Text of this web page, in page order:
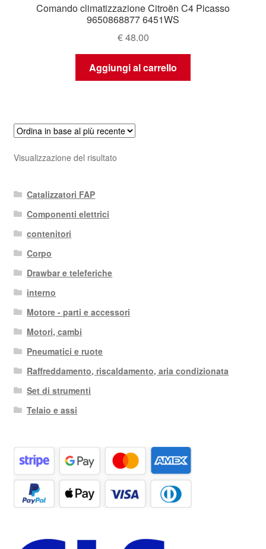
Comando climatizzazione Citroën C4 Picasso
9650868877 6451WS
€48.00
Aggiungi al carrello
Visualizzazione del risultato
Catalizzatori FAP
Componenti elettrici
contenitori
Corpo
Drawbar e teleferiche
interno
Motore - parti e accessori
Motori, cambi
Pneumatici e ruote
Raffreddamento, riscaldamento, aria condizionata
Set di strumenti
Telaio e assi